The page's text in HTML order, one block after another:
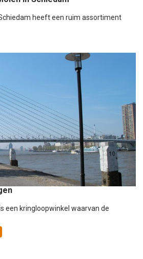
heeft een ruim assortiment
een kringloopwinkel waarvan de